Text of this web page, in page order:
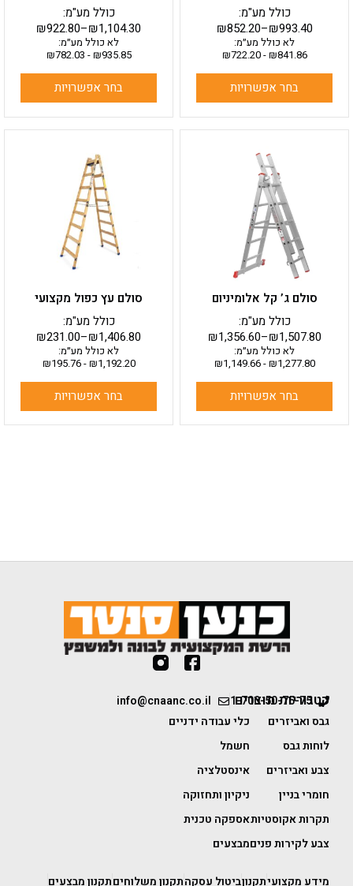
₪852.20–₪993.40
כולל מע"מ:
לא כולל מע״מ:
₪841.86
-
₪722.20
בחר אפשרויות
₪922.80–₪1,104.30
כולל מע"מ:
לא כולל מע״מ:
₪935.85
-
₪782.03
בחר אפשרויות
סולם ג’ קל אלומיניום
₪1,356.60–₪1,507.80
כולל מע"מ:
לא כולל מע״מ:
₪1,277.80
-
₪1,149.66
בחר אפשרויות
זה
יש
מספר
סוגים.
ניתן
לבחור
את
האפשרויות
המוצר
סולם עץ כפול מקצועי
₪231.00–₪1,406.80
כולל מע"מ:
לא כולל מע״מ:
₪1,192.20
-
₪195.76
בחר אפשרויות
זה
יש
מספר
סוגים.
ניתן
לבחור
את
האפשרויות
המוצר
1-700-50-75-75
info@cnaanc.co.il קטגוריות מוצרים
גבס ואביזרים
לוחות גבס
צבע ואביזרים
חומרי בניין
תקרות אקוסטיות
צבע לקירות פנים
כלי עבודה ידניים
חשמל
אינסטלציה
ניקיון ותחזוקה
אספקה טכנית
מבצעים
מידע מקצועיתקנוןביטול עסקהתקנון משלוחיםתקנון מבצעים